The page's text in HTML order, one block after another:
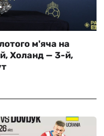
м'яча на
Холанд — 3-й,